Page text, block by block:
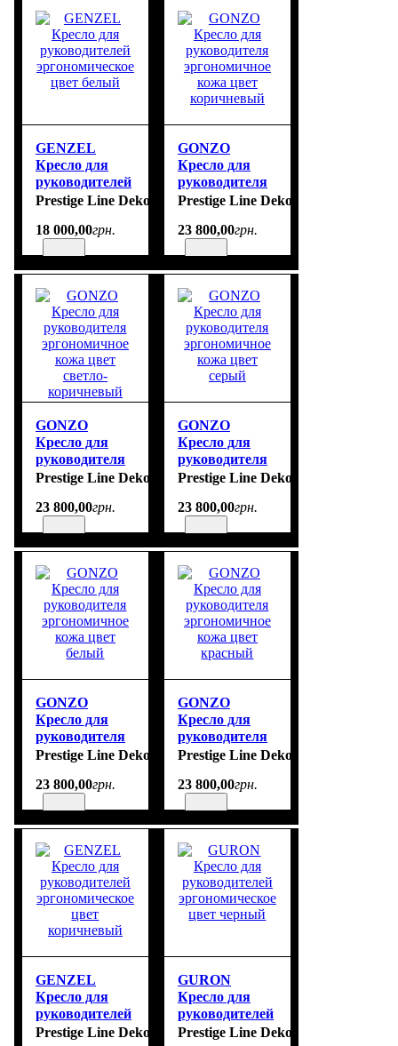
GENZEL
Кресло для
руководителей
эргономическое
Prestige Line Deko
18 000,00грн.
GONZO
Кресло для
руководителя
эргономичное
коричневый
Prestige Line Deko
23 800,00грн.
GONZO
Кресло для
руководителя
эргономичное
светло-
Prestige Line Deko
23 800,00грн.
GONZO
Кресло для
руководителя
эргономичное
серый
Prestige Line Deko
23 800,00грн.
GONZO
Кресло для
руководителя
эргономичное
белый
Prestige Line Deko
23 800,00грн.
GONZO
Кресло для
руководителя
эргономичное
красный
Prestige Line Deko
23 800,00грн.
GENZEL
Кресло для
руководителей
эргономическое
Prestige Line Deko
GURON
Кресло для
руководителей
эргономическое
Prestige Line Deko